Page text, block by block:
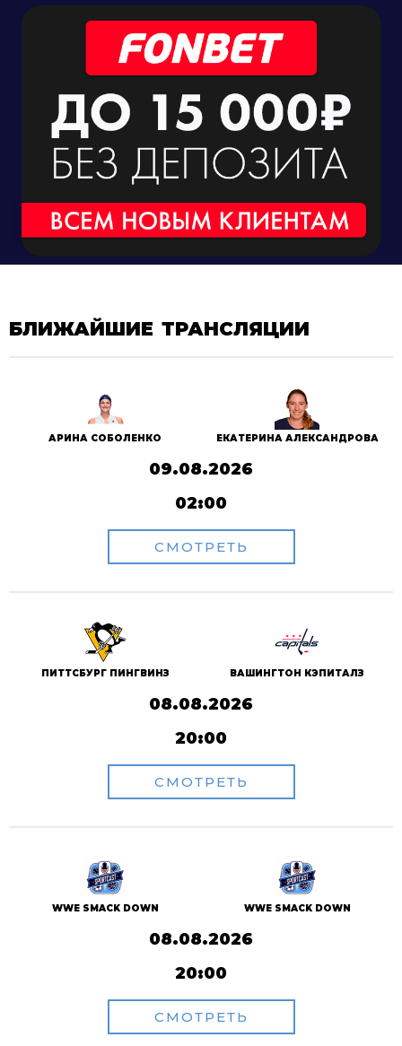
БЛИЖАЙШИЕ ТРАНСЛЯЦИИ
АРИНА СОБОЛЕНКО ЕКАТЕРИНА АЛЕКСАНДРОВА
09.08.2026
02:00
СМОТРЕТЬ
ПИТТСБУРГ ПИНГВИНЗ ВАШИНГТОН КЭПИТАЛЗ
08.08.2026
20:00
СМОТРЕТЬ
WWE SMACK DOWN WWE SMACK DOWN
08.08.2026
20:00
СМОТРЕТЬ